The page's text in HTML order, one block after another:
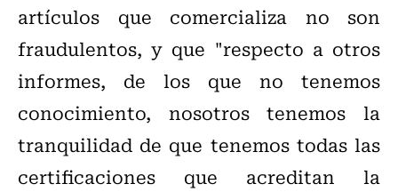
artículos que comercializa no son
fraudulentos, y que "respecto a otros
informes, de los que no tenemos
conocimiento, nosotros tenemos la
tranquilidad de que tenemos todas las
certificaciones que acreditan la